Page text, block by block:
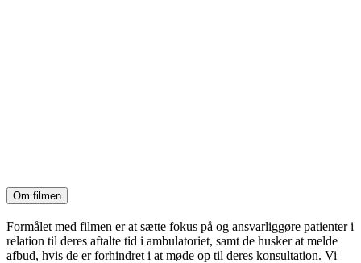
Om filmen
Formålet med filmen er at sætte fokus på og ansvarliggøre patienter i
relation til deres aftalte tid i ambulatoriet, samt de husker at melde
afbud, hvis de er forhindret i at møde op til deres konsultation. Vi